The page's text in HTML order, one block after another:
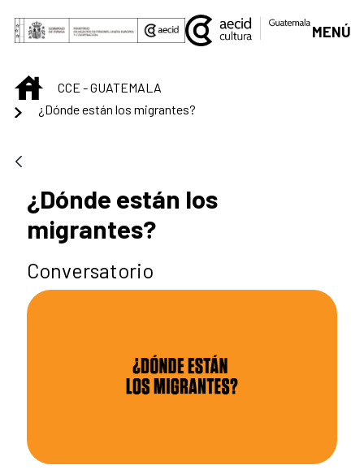
Saut au contenu principal
MENÚ
INICIOCCE - GUATEMALA
¿Dónde están los migrantes?
¿Dónde están los
migrantes?
Conversatorio